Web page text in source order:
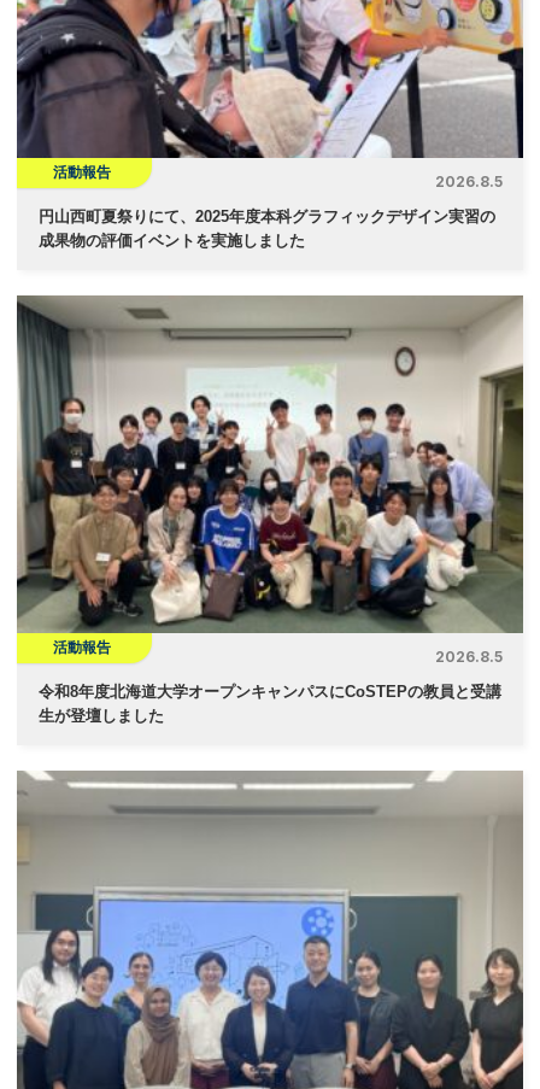
ョ
ン
活動報告
2026.8.5
円山西町夏祭りにて、2025年度本科グラフィックデザイン実習の
成果物の評価イベントを実施しました
活動報告
2026.8.5
令和8年度北海道大学オープンキャンパスにCoSTEPの教員と受講
生が登壇しました